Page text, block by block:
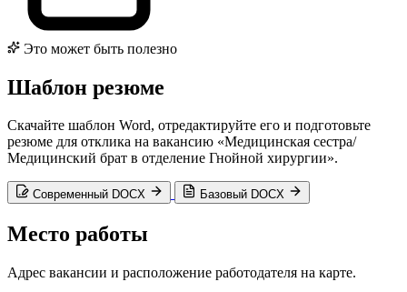
Это может быть полезно
Шаблон резюме
Скачайте шаблон Word, отредактируйте его и подготовьте
резюме для отклика на вакансию «Медицинская сестра/
Медицинский брат в отделение Гнойной хирургии».
Современный DOCX Базовый DOCX
Место работы
Адрес вакансии и расположение работодателя на карте.